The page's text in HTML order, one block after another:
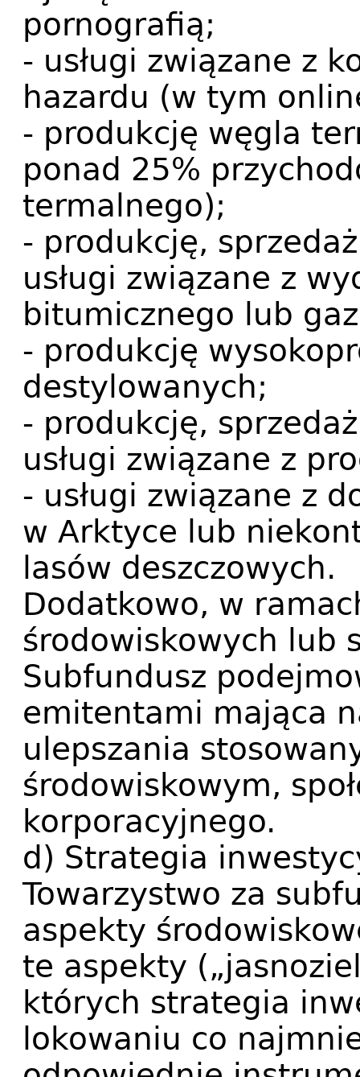
pornografią;
- usługi związane z
hazardu (w tym
- produkcję węgla
ponad 25%
termalnego);
- produkcję,
usługi związane z
bitumicznego lub
- produkcję
destylowanych;
- produkcję,
usługi związane z
- usługi związane z
w Arktyce lub
lasów deszczowych.
Dodatkowo, w
środowiskowych lub
Subfundusz
emitentami mająca
ulepszania
środowiskowym,
korporacyjnego.
d) Strategia
Towarzystwo za
aspekty
te aspekty
których strategia
lokowaniu co